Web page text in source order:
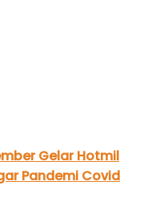
Gelar Hotmil
Pandemi Covid